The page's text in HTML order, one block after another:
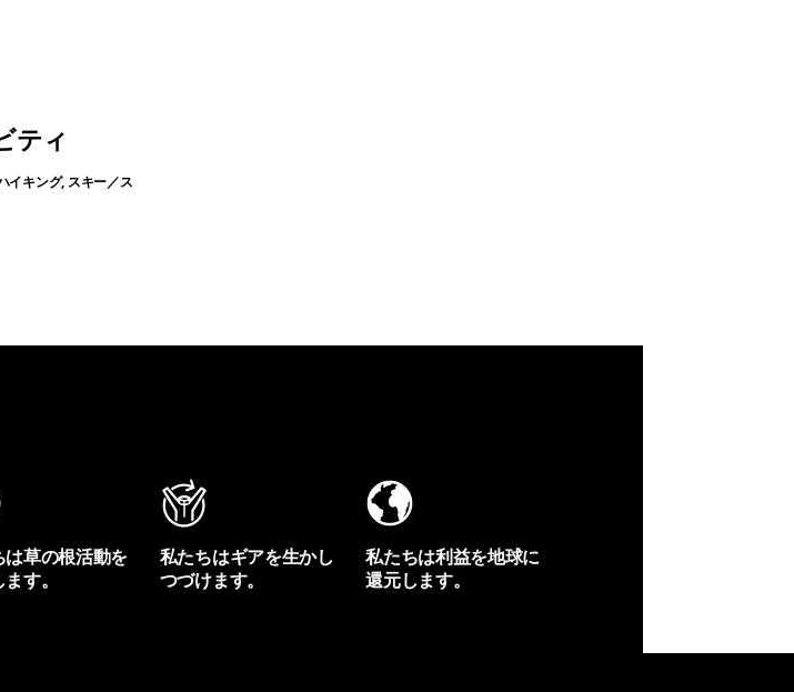
ティ
イキング, スキー／ス
は草の根活動を
す。
私たちはギアを生かし
つづけます。
私たちは利益を地球に
還元します。